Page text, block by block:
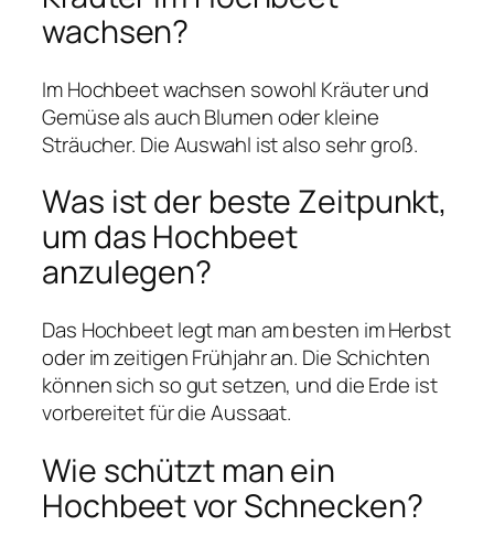
wachsen?
Im Hochbeet wachsen sowohl Kräuter und
Gemüse als auch Blumen oder kleine
Sträucher. Die Auswahl ist also sehr groß.
Was ist der beste Zeitpunkt,
um das Hochbeet
anzulegen?
Das Hochbeet legt man am besten im Herbst
oder im zeitigen Frühjahr an. Die Schichten
können sich so gut setzen, und die Erde ist
vorbereitet für die Aussaat.
Wie schützt man ein
Hochbeet vor Schnecken?